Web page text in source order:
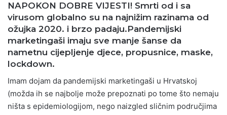
NAPOKON DOBRE VIJESTI! Smrti od i sa
virusom globalno su na najnižim razinama od
ožujka 2020. i brzo padaju.Pandemijski
marketingaši imaju sve manje šanse da
nametnu cijepljenje djece, propusnice, maske,
lockdown.
Imam dojam da pandemijski marketingaši u Hrvatskoj
(možda ih se najbolje može prepoznati po tome što nemaju
ništa s epidemiologijom, nego naizgled sličnim područjima